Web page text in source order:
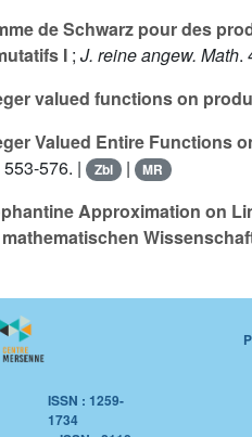
de Schwarz pour des
I ; J. reine angew. Math.
valued functions on
Valued Entire Functions
576. |
Zbl | MR
Approximation on
ISSN : 1259-
1734